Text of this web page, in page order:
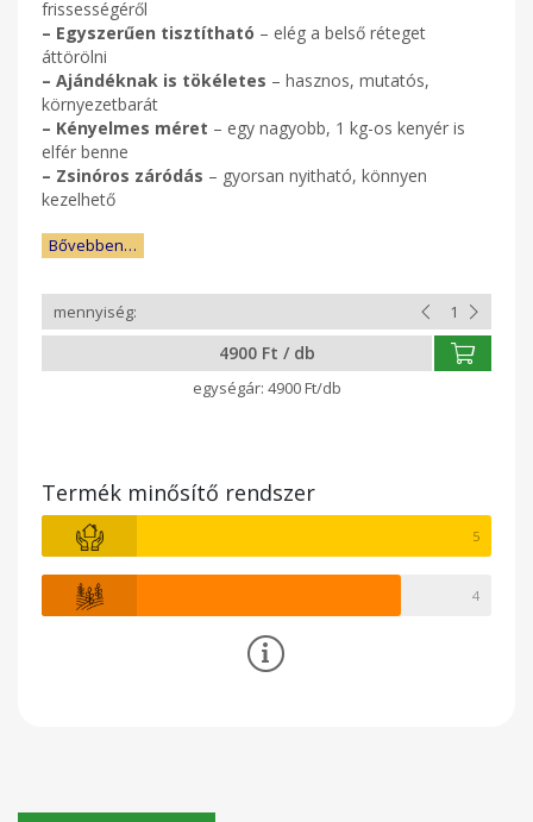
frissességéről
– Egyszerűen tisztítható – elég a belső réteget
áttörölni
– Ajándéknak is tökéletes – hasznos, mutatós,
környezetbarát
– Kényelmes méret – egy nagyobb, 1 kg-os kenyér is
elfér benne
– Zsinóros záródás – gyorsan nyitható, könnyen
kezelhető
Bővebben…
4900 Ft / db
4900 Ft/db
Termék minősítő rendszer
5
4